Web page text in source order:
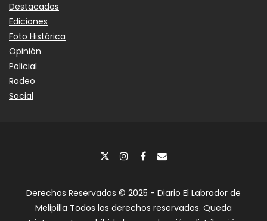
Destacados
Ediciones
Foto Histórica
Opinión
Policial
Rodeo
Social
Derechos Reservados © 2025 - Diario El Labrador de
Melipilla Todos los derechos reservados. Queda